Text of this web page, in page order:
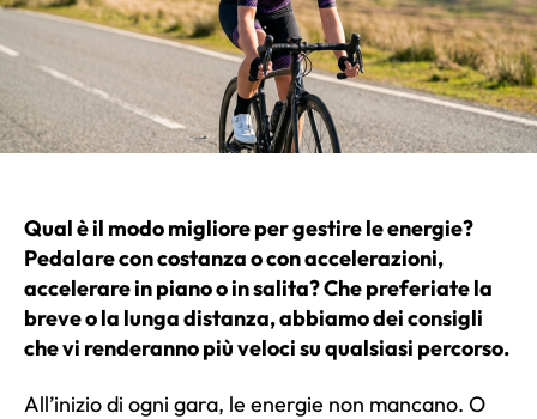
Qual è il modo migliore per gestire le energie?
Pedalare con costanza o con accelerazioni,
accelerare in piano o in salita? Che preferiate la
breve o la lunga distanza, abbiamo dei consigli
che vi renderanno più veloci su qualsiasi percorso.
All’inizio di ogni gara, le energie non mancano. O